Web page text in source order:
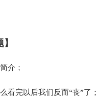
介；
看完以后我们反而“丧”了；